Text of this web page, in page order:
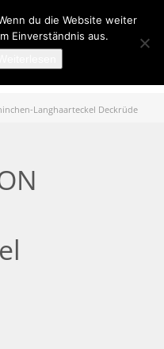
Langhaarteckel Deckrüde
du die Website weiter
Einverständnis aus.